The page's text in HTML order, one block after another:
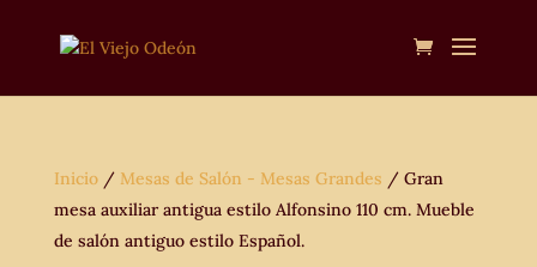
Inicio/ Mesas de Salón - Mesas Grandes / Gran
mesa auxiliar antigua estilo Alfonsino 110 cm. Mueble
de salón antiguo estilo Español.